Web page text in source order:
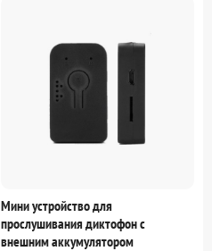
Мини устройство для
прослушивания диктофон с
внешним аккумулятором